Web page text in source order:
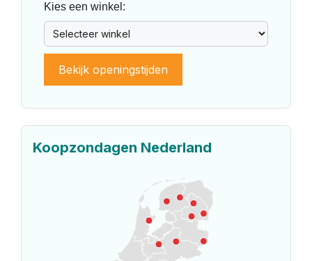
Kies een winkel:
Bekijk openingstijden
Koopzondagen Nederland